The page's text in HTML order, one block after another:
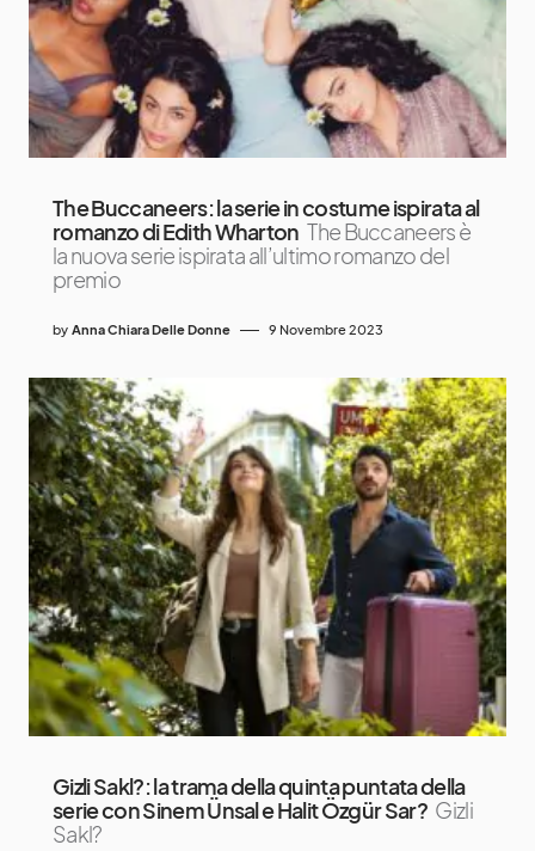
The Buccaneers: la serie in costume ispirata al
romanzo di Edith Wharton The Buccaneers è
la nuova serie ispirata all’ultimo romanzo del
premio
by Anna Chiara Delle Donne 9 Novembre 2023
Gizli Sakl?: la trama della quinta puntata della
serie con Sinem Ünsal e Halit Özgür Sar? Gizli
Sakl?